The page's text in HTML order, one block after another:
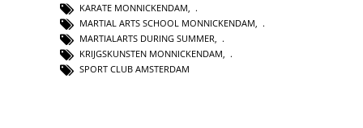
KARATE MONNICKENDAM,
MARTIAL ARTS SCHOOL MONNICKENDAM,
MARTIALARTS DURING SUMMER,
KRIJGSKUNSTEN MONNICKENDAM,
SPORT CLUB AMSTERDAM